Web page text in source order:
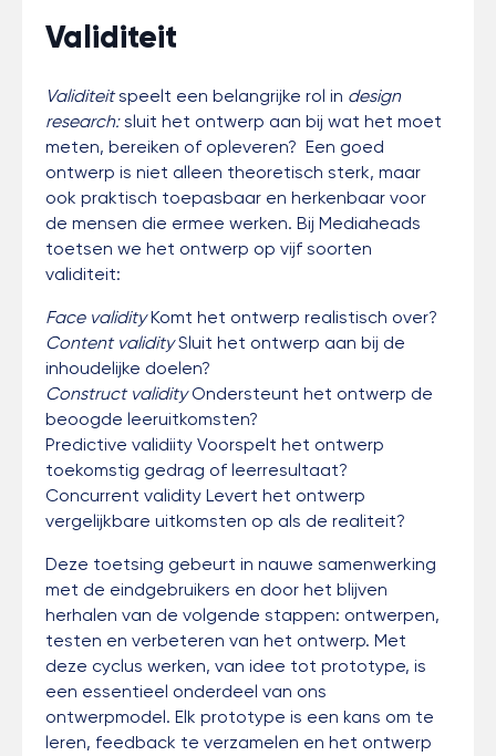
Validiteit
Validiteitspeelt een belangrijke rol in design
research:sluit het ontwerp aan bij wat het moet
meten, bereiken of opleveren? Een goed
ontwerp is niet alleen theoretisch sterk, maar
ook praktisch toepasbaar en herkenbaar voor
de mensen die ermee werken. Bij Mediaheads
toetsen we het ontwerp op vijf soorten
validiteit:
Face validityKomt het ontwerp realistisch over?
Content validitySluit het ontwerp aan bij de
inhoudelijke doelen?
Construct validityOndersteunt het ontwerp de
beoogde leeruitkomsten?
Predictive validiity Voorspelt het ontwerp
toekomstig gedrag of leerresultaat?
Concurrent validity Levert het ontwerp
vergelijkbare uitkomsten op als de realiteit?
Deze toetsing gebeurt in nauwe samenwerking
met de eindgebruikers en door het blijven
herhalen van de volgende stappen: ontwerpen,
testen en verbeteren van het ontwerp. Met
deze cyclus werken, van idee tot prototype, is
een essentieel onderdeel van ons
ontwerpmodel. Elk prototype is een kans om te
leren, feedback te verzamelen en het ontwerp